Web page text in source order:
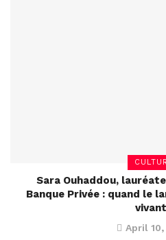
Sara Ouhaddou,
Banque Privée : quand le
April